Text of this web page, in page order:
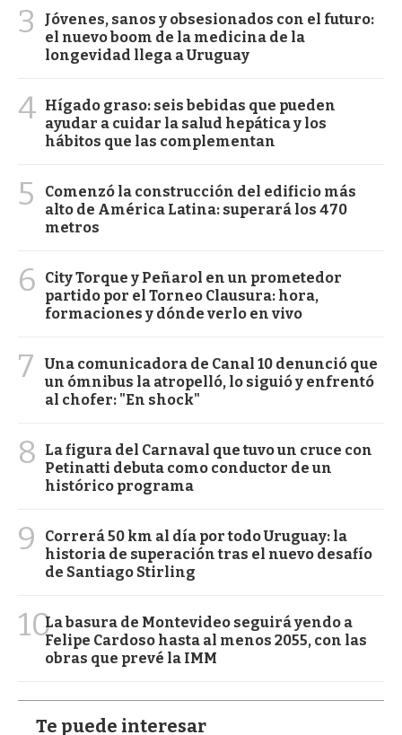
3
Jóvenes, sanos y obsesionados con el futuro:
el nuevo boom de la medicina de la
longevidad llega a Uruguay
4 Hígado graso: seis bebidas que pueden
ayudar a cuidar la salud hepática y los
hábitos que las complementan
5
Comenzó la construcción del edificio más
alto de América Latina: superará los 470
metros
6
City Torque y Peñarol en un prometedor
partido por el Torneo Clausura: hora,
formaciones y dónde verlo en vivo
7
Una comunicadora de Canal 10 denunció que
un ómnibus la atropelló, lo siguió y enfrentó
al chofer: "En shock"
8
La figura del Carnaval que tuvo un cruce con
Petinatti debuta como conductor de un
histórico programa
9
Correrá 50 km al día por todo Uruguay: la
historia de superación tras el nuevo desafío
de Santiago Stirling
10La basura de Montevideo seguirá yendo a
Felipe Cardoso hasta al menos 2055, con las
obras que prevé la IMM
Te puede interesar